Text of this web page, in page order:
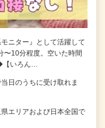
ニター』として活躍して
〜10分程度。空いた時間
【いろん…
日のうちに受け取れま
エリアおよび日本全国で